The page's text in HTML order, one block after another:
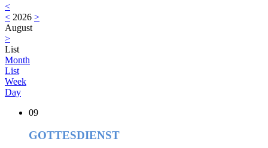
<
< 2026 >
August
>
List
Month
List
Week
Day
09
GOTTESDIENST